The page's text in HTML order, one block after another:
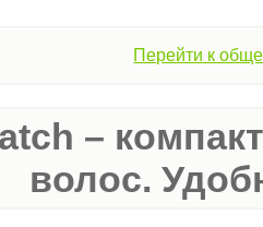
Перейти к
–
волос.